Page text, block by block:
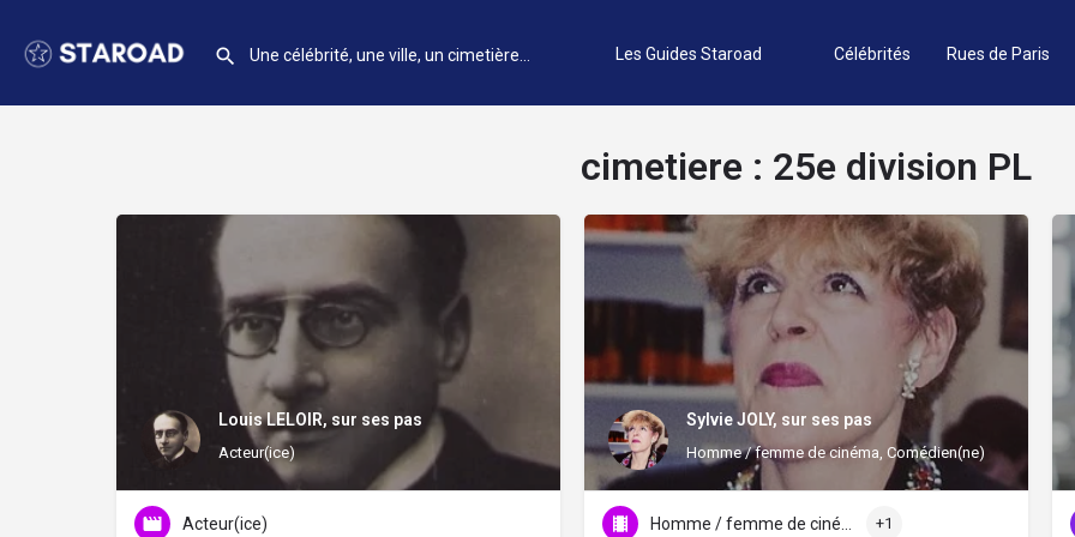
Les Guides Staroad Célébrités Rues de Paris
cimetiere : 25e division PL
Louis LELOIR, sur ses pas
Acteur(ice)
Acteur(ice)
Sylvie JOLY, sur ses pas
Homme / femme de cinéma, Comédien(ne)
+1